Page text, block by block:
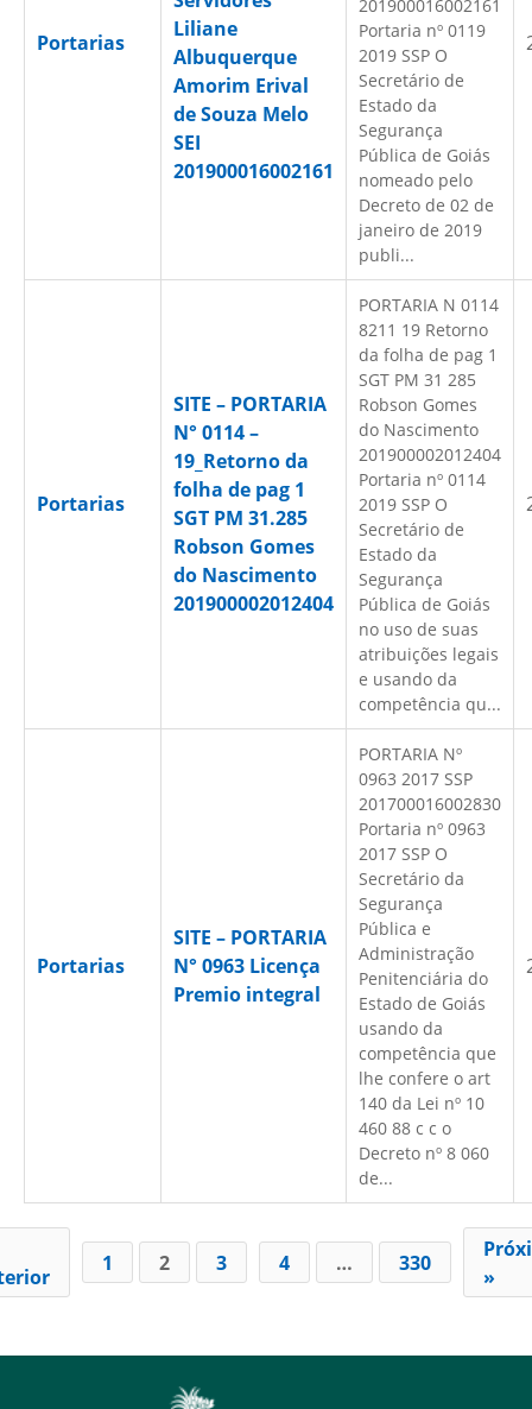
Portarias
Liliane
Albuquerque
Amorim Erival
de Souza Melo
SEI
201900016002161
201900016002161
Portaria nº 0119
2019 SSP O
Secretário de
Estado da
Segurança
Pública de Goiás
nomeado pelo
Decreto de 02 de
janeiro de 2019
publi...
Portarias
SITE – PORTARIA
N° 0114 –
19_Retorno da
folha de pag 1
SGT PM 31.285
Robson Gomes
do Nascimento
201900002012404
PORTARIA N 0114
8211 19 Retorno
da folha de pag 1
SGT PM 31 285
Robson Gomes
do Nascimento
201900002012404
Portaria nº 0114
2019 SSP O
Secretário de
Estado da
Segurança
Pública de Goiás
no uso de suas
atribuições legais
e usando da
competência qu...
Portarias
SITE – PORTARIA
N° 0963 Licença
Premio integral
PORTARIA Nº
0963 2017 SSP
201700016002830
Portaria nº 0963
2017 SSP O
Secretário da
Segurança
Pública e
Administração
Penitenciária do
Estado de Goiás
usando da
competência que
lhe confere o art
140 da Lei nº 10
460 88 c c o
Decreto nº 8 060
de...
1 2 3 4 … 330
»